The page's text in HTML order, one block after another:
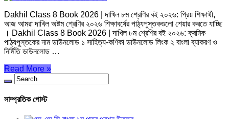
Dakhil Class 8 Book 2026 | দাখিল ৮ম শ্রেণির বই ২০২৬: প্রিয় শিক্ষার্থী,
আজ আমরা দাখিল অষ্টম শ্রেণির ২০২৬ শিক্ষাবর্ষের পাঠ্যপুস্তকগুলো শেয়ার করতে যাচ্ছি
। Dakhil Class 8 Book 2026 | দাখিল ৮ম শ্রেণির বই ২০২৬: ক্রমিক
পাঠ্যপুস্তকের নাম ডাউনলোড ১ সাহিত্য-কণিকা ডাউনলোড লিংক ২ বাংলা ব্যাকরণ ও
নির্মিতি ডাউনলোড …
Read More »
সাম্প্রতিক পোস্ট